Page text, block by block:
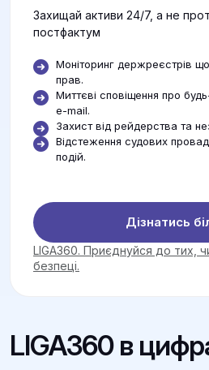
Захищай активи 24/7, а не
постфактум
Моніторинг держреєстрів
прав.
Миттєві сповіщення про
e-mail.
Захист від рейдерства та
Відстеження судових
подій.
Дізнатись
LIGA360. Приєднуйся до тих,
безпеці.
LIGA360 в